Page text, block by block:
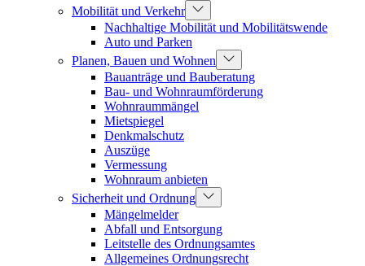
Mobilität und Verkehr
Nachhaltige Mobilität und Mobilitätswende
Auto und Parken
Planen, Bauen und Wohnen
Bauanträge und Bauberatung
Bau- und Wohnraumförderung
Wohnraummängel
Mietspiegel
Denkmalschutz
Auszüge
Vermessung
Wohnraum anbieten
Sicherheit und Ordnung
Mängelmelder
Abfall und Entsorgung
Leitstelle des Ordnungsamtes
Allgemeines Ordnungsrecht